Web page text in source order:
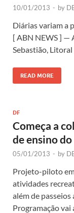
10/01/2013 - by
Diárias variam a
[ ABN NEWS ] —
Sebastião,
READ MORE
DF
Começa a
de ensino
05/01/2013 - by
Projeto-piloto
atividades
além de
Programação vai